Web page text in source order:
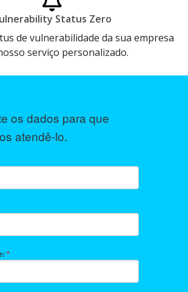
Status Zero
de vulnerabilidade da sua empresa
serviço personalizado.
os dados para que
atendê-lo.
*